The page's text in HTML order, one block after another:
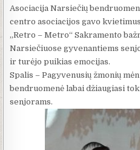
Asociacija Narsiečių
centro asociacijos gavo
„Retro – Metro“ Sakramento
Narsiečiuose gyvenantiems
ir turėjo puikias emocijas.
Spalis – Pagyvenusių žmonių
bendruomenė labai džiaugiasi
senjorams.